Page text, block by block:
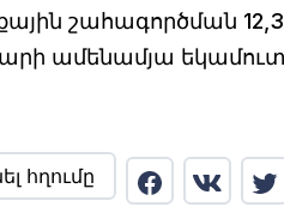
շահագործման 12,3
ամենամյա
հղումը